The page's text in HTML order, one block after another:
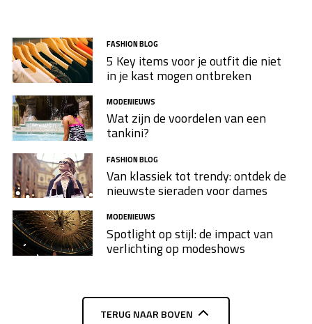
FASHION BLOG
5 Key items voor je outfit die niet
in je kast mogen ontbreken
MODENIEUWS
Wat zijn de voordelen van een
tankini?
FASHION BLOG
Van klassiek tot trendy: ontdek de
nieuwste sieraden voor dames
MODENIEUWS
Spotlight op stijl: de impact van
verlichting op modeshows
TERUG NAAR BOVEN